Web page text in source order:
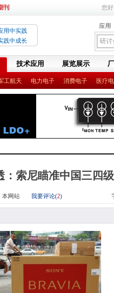
刊 您
用中实践
践中成长
应用
技术应用 展览展示
工航天 电力电子 消费电子 医疗
：索尼瞄准中国三四
本网站 我要评论(2)